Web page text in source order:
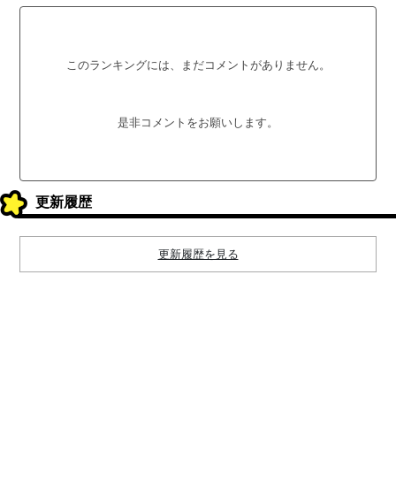
このランキングには、まだコメントがありません。
是非コメントをお願いします。
更新履歴
更新履歴を見る